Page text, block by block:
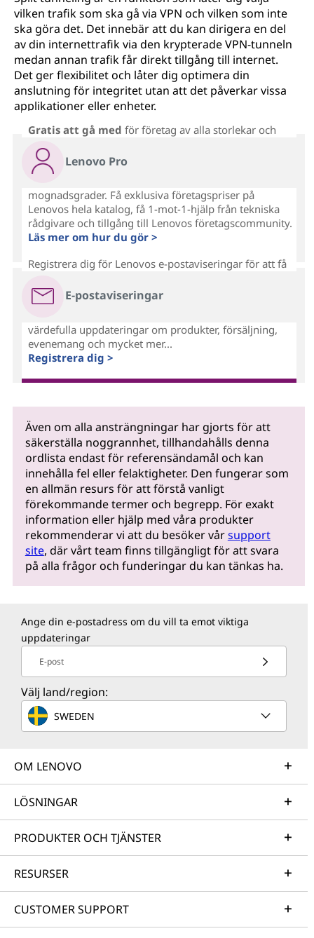
vilken trafik som ska gå via VPN och vilken som inte
ska göra det. Det innebär att du kan dirigera en del
av din internettrafik via den krypterade VPN-tunneln
medan annan trafik får direkt tillgång till internet.
Det ger flexibilitet och låter dig optimera din
anslutning för integritet utan att det påverkar vissa
applikationer eller enheter.
Lenovo Pro
Gratis att gå med för företag av alla storlekar och
mognadsgrader. Få exklusiva företagspriser på
Lenovos hela katalog, få 1-mot-1-hjälp från tekniska
rådgivare och tillgång till Lenovos företagscommunity.
Läs mer om hur du gör >
E-postaviseringar
Registrera dig för Lenovos e-postaviseringar för att få
värdefulla uppdateringar om produkter, försäljning,
evenemang och mycket mer...
Registrera dig >
Även om alla ansträngningar har gjorts för att
säkerställa noggrannhet, tillhandahålls denna
ordlista endast för referensändamål och kan
innehålla fel eller felaktigheter. Den fungerar som
en allmän resurs för att förstå vanligt
förekommande termer och begrepp. För exakt
information eller hjälp med våra produkter
rekommenderar vi att du besöker vårsupport
site, där vårt team finns tillgängligt för att svara
på alla frågor och funderingar du kan tänkas ha.
Ange din e-postadress om du vill ta emot viktiga
uppdateringar
E-post
Välj land/region:
SWEDEN
OM LENOVO
LÖSNINGAR
PRODUKTER OCH TJÄNSTER
RESURSER
CUSTOMER SUPPORT